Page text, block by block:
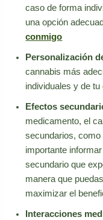
caso de forma
una opción
conmigo
Personalización
cannabis más
individuales y de
Efectos
medicamento, el
secundarios,
importante
secundario que
manera que
maximizar el
Interacciones